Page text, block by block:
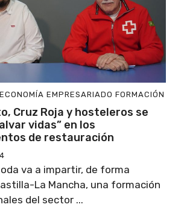
ECONOMÍA EMPRESARIADO FORMACIÓN
Cruz Roja y hosteleros se
vidas” en los
de restauración
va a impartir, de forma
La Mancha, una formación
del sector ...